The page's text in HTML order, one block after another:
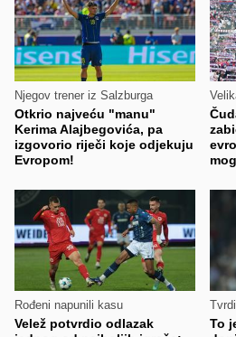
Njegov trener iz Salzburga
Otkrio najveću "manu"
Kerima Alajbegovića, pa
izgovorio riječi koje odjekuju
Evropom!
Rođeni napunili kasu
Velež potvrdio odlazak
To